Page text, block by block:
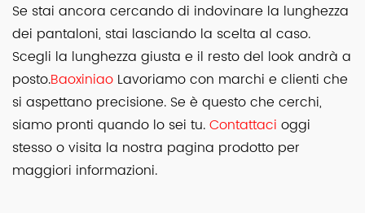
Se stai ancora cercando di indovinare la lunghezza
dei pantaloni, stai lasciando la scelta al caso.
Scegli la lunghezza giusta e il resto del look andrà a
posto.Baoxiniao Lavoriamo con marchi e clienti che
si aspettano precisione. Se è questo che cerchi,
siamo pronti quando lo sei tu.Contattaci oggi
stesso o visita la nostra pagina prodotto per
maggiori informazioni.